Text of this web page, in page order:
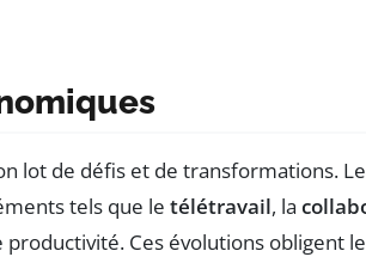
lot de défis et de transformations.
tels que le télétravail, la
productivité. Ces évolutions obligent